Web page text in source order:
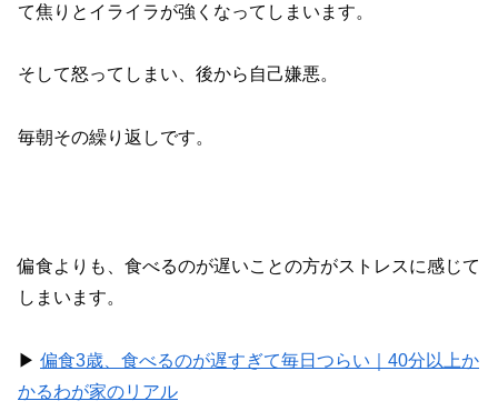
て焦りとイライラが強くなってしまいます。
そして怒ってしまい、後から自己嫌悪。
毎朝その繰り返しです。
偏食よりも、食べるのが遅いことの方がストレスに感じて
しまいます。
▶︎ 偏食3歳、食べるのが遅すぎて毎日つらい｜40分以上か
かるわが家のリアル